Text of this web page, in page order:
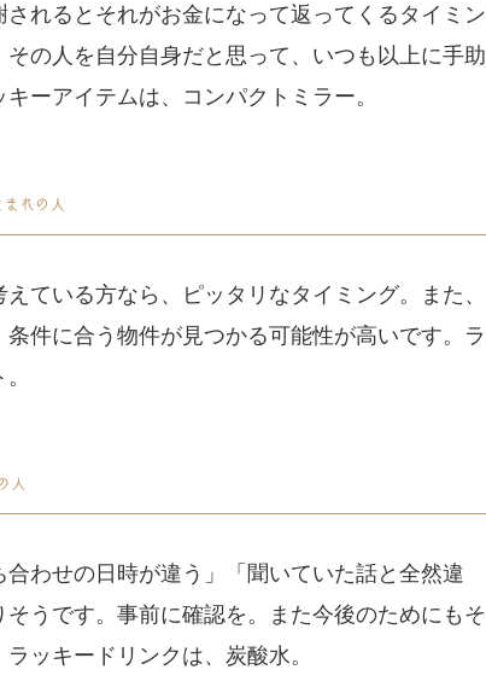
れるとそれがお金になって返ってくるタイミン
の人を自分自身だと思って、いつも以上に手助
ーアイテムは、コンパクトミラー。
ている方なら、ピッタリなタイミング。また、
件に合う物件が見つかる可能性が高いです。ラ
わせの日時が違う」「聞いていた話と全然違
うです。事前に確認を。また今後のためにもそ
ッキードリンクは、炭酸水。